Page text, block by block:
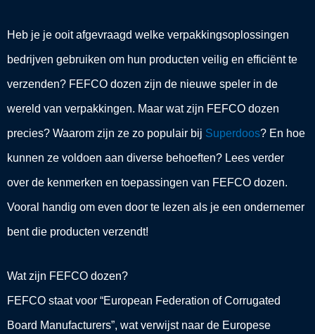
Heb je je ooit afgevraagd welke verpakkingsoplossingen
bedrijven gebruiken om hun producten veilig en efficiënt te
verzenden? FEFCO dozen zijn de nieuwe speler in de
wereld van verpakkingen. Maar wat zijn FEFCO dozen
precies? Waarom zijn ze zo populair bij Superdoos? En hoe
kunnen ze voldoen aan diverse behoeften? Lees verder
over de kenmerken en toepassingen van FEFCO dozen.
Vooral handig om even door te lezen als je een ondernemer
bent die producten verzendt!
Wat zijn FEFCO dozen?
FEFCO staat voor “European Federation of Corrugated
Board Manufacturers”, wat verwijst naar de Europese